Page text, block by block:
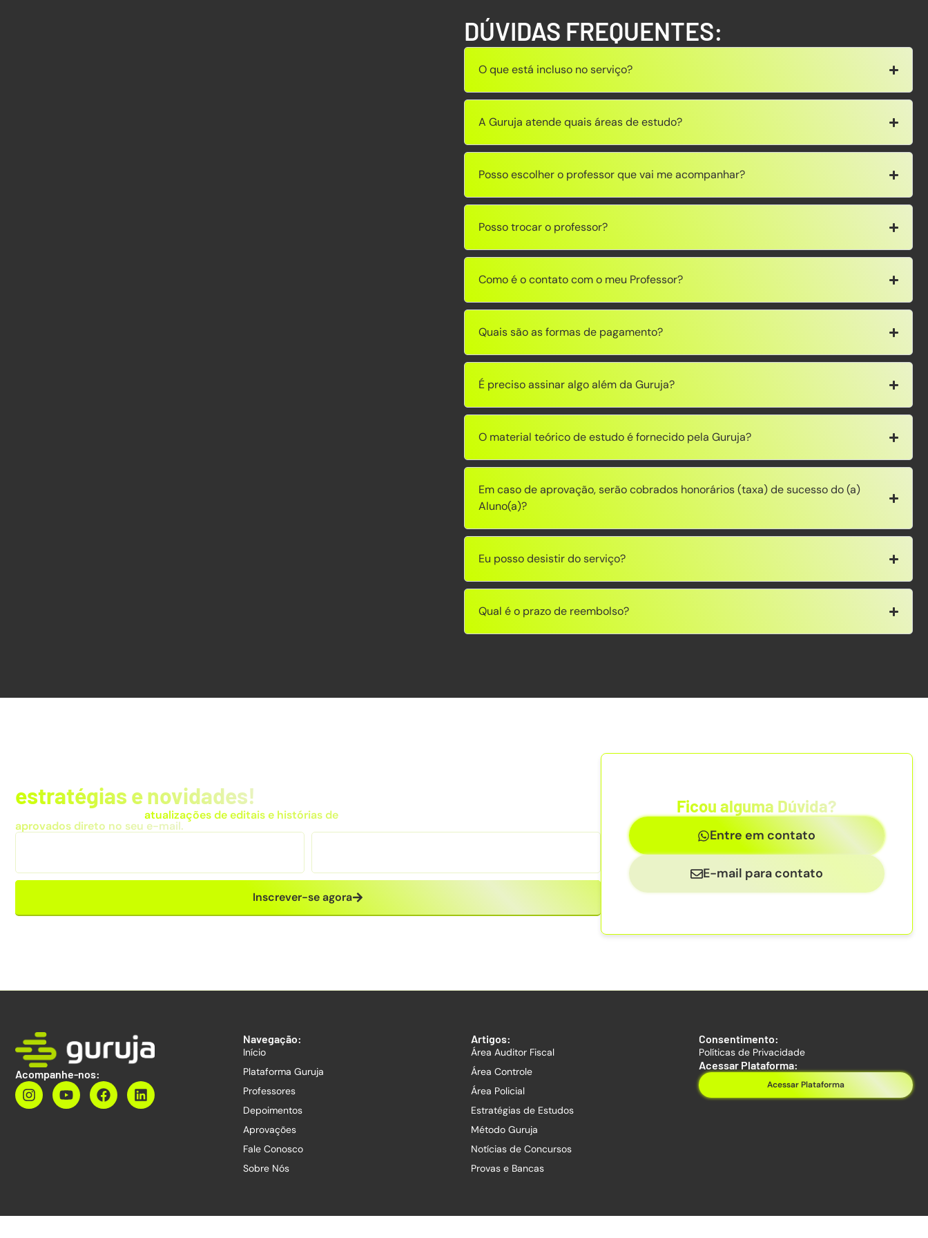
DÚVIDAS FREQUENTES:
O que está incluso no serviço?
A Guruja atende quais áreas de estudo?
Posso escolher o professor que vai me acompanhar?
Posso trocar o professor?
Como é o contato com o meu Professor?
Quais são as formas de pagamento?
É preciso assinar algo além da Guruja?
O material teórico de estudo é fornecido pela Guruja?
Em caso de aprovação, serão cobrados honorários (taxa) de sucesso do (a)
Aluno(a)?
Eu posso desistir do serviço?
Qual é o prazo de reembolso?
estratégias e novidades!
atualizações de editais e histórias de
aprovados direto no seu e-mail.
Inscrever-se agora
Ficou alguma Dúvida?
Entre em contato
E-mail para contato
Acompanhe-nos:
Navegação:
Início
Plataforma Guruja
Professores
Depoimentos
Aprovações
Fale Conosco
Sobre Nós
Artigos:
Área Auditor Fiscal
Área Controle
Área Policial
Estratégias de Estudos
Método Guruja
Notícias de Concursos
Provas e Bancas
Consentimento:
Políticas de Privacidade
Acessar Plataforma:
Acessar Plataforma